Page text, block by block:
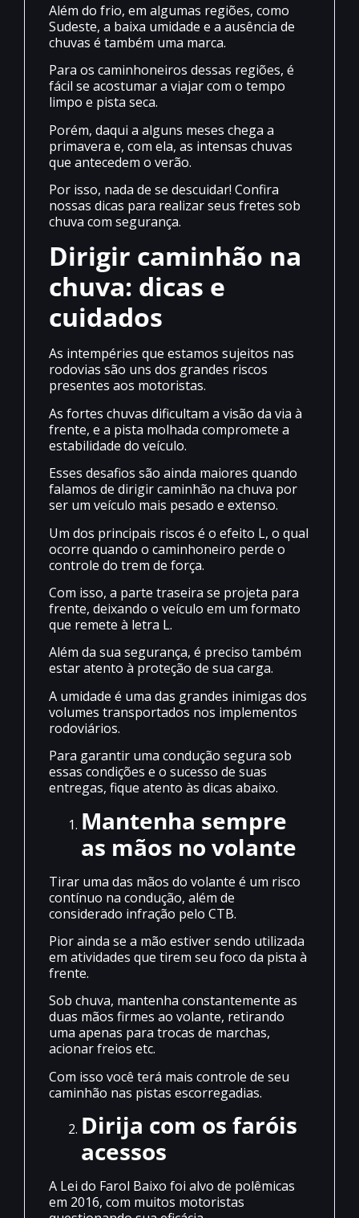
Além do frio, em algumas regiões, como
Sudeste, a baixa umidade e a ausência de
chuvas é também uma marca.
Para os caminhoneiros dessas regiões, é
fácil se acostumar a viajar com o tempo
limpo e pista seca.
Porém, daqui a alguns meses chega a
primavera e, com ela, as intensas chuvas
que antecedem o verão.
Por isso, nada de se descuidar! Confira
nossas dicas para realizar seus fretes sob
chuva com segurança.
Dirigir caminhão na
chuva: dicas e
cuidados
As intempéries que estamos sujeitos nas
rodovias são uns dos grandes riscos
presentes aos motoristas.
As fortes chuvas dificultam a visão da via à
frente, e a pista molhada compromete a
estabilidade do veículo.
Esses desafios são ainda maiores quando
falamos de dirigir caminhão na chuva por
ser um veículo mais pesado e extenso.
Um dos principais riscos é o efeito L, o qual
ocorre quando o caminhoneiro perde o
controle do trem de força.
Com isso, a parte traseira se projeta para
frente, deixando o veículo em um formato
que remete à letra L.
Além da sua segurança, é preciso também
estar atento à proteção de sua carga.
A umidade é uma das grandes inimigas dos
volumes transportados nos implementos
rodoviários.
Para garantir uma condução segura sob
essas condições e o sucesso de suas
entregas, fique atento às dicas abaixo.
Mantenha sempre
as mãos no volante
Tirar uma das mãos do volante é um risco
contínuo na condução, além de
considerado infração pelo CTB.
Pior ainda se a mão estiver sendo utilizada
em atividades que tirem seu foco da pista à
frente.
Sob chuva, mantenha constantemente as
duas mãos firmes ao volante, retirando
uma apenas para trocas de marchas,
acionar freios etc.
Com isso você terá mais controle de seu
caminhão nas pistas escorregadias.
Dirija com os faróis
acessos
A Lei do Farol Baixo foi alvo de polêmicas
em 2016, com muitos motoristas